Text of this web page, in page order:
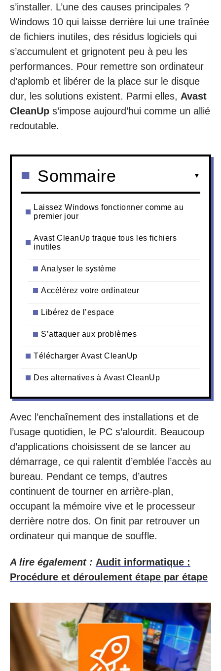
s’installer. L’une des causes principales ?
Windows 10 qui laisse derrière lui une traînée
de fichiers inutiles, des résidus logiciels qui
s’accumulent et grignotent peu à peu les
performances. Pour remettre son ordinateur
d’aplomb et libérer de la place sur le disque
dur, les solutions existent. Parmi elles, Avast
CleanUp s’impose aujourd’hui comme un allié
redoutable.
Sommaire
Laissez Windows fonctionner comme au
premier jour
Avast CleanUp traque tous les fichiers
inutiles
Analyser le système
Accélérez votre ordinateur
Libérez de l’espace
S’attaquer aux problèmes
Télécharger Avast CleanUp
Des alternatives à Avast CleanUp
Avec l’enchaînement des installations et de
l’usage quotidien, le PC s’alourdit. Beaucoup
d’applications choisissent de se lancer au
démarrage, ce qui ralentit d’emblée l’accès au
bureau. Pendant ce temps, d’autres
continuent de tourner en arrière-plan,
occupant la mémoire vive et le processeur
derrière notre dos. On finit par retrouver un
ordinateur qui manque de souffle.
A lire également : Audit informatique :
Procédure et déroulement étape par étape